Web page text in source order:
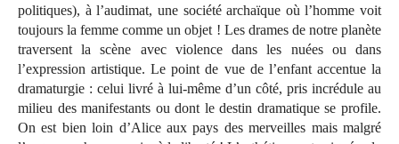
politiques), à l’audimat, une société archaïque où l’homme voit
toujours la femme comme un objet ! Les drames de notre planète
traversent la scène avec violence dans les nuées ou dans
l’expression artistique. Le point de vue de l’enfant accentue la
dramaturgie : celui livré à lui-même d’un côté, pris incrédule au
milieu des manifestants ou dont le destin dramatique se profile.
On est bien loin d’Alice aux pays des merveilles mais malgré